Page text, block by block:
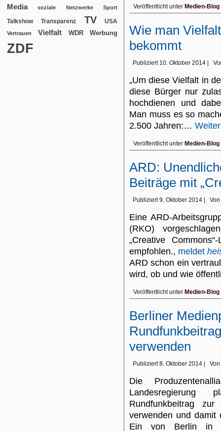
Media
soziale Netzwerke Sport
Talkshow Transparenz TV USA
Vertrauen Vielfalt WDR Werbung
ZDF
Veröffentlicht unter Medien-Blog
Wie man
bekommt
Publiziert 10. Oktober 2014
„Um diese Vielfalt in
diese Bürger nur
hochdienen und
Man muss es so
2.500 Jahren:…
Veröffentlicht unter Medien-Blog
ARD:
Beiträge mit
Publiziert 9. Oktober 2014 Von
Eine ARD-
(RKO)
„Creative
empfohlen., meldet
ARD schon ein
wird, ob und wie
Veröffentlicht unter Medien-Blog
Berliner
verwenden
Publiziert 8. Oktober 2014 Von
Die
Landesregierung
Rundfunkbeitrag
verwenden und damit
Ein von Berlin in